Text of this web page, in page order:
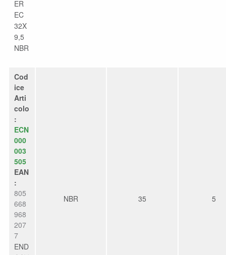
ER
EC
32X
9,5
NBR
Cod
ice
Arti
colo
:
ECN
000
003
505
EAN
:
805
668
968
207
7
END
NBR 35 5